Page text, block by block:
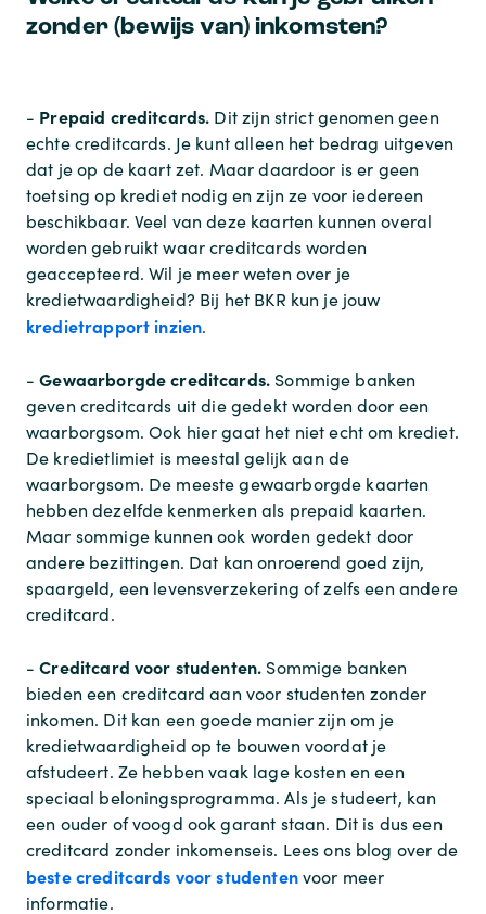
zonder (bewijs van) inkomsten?
- Prepaid creditcards. Dit zijn strict genomen geen
echte creditcards. Je kunt alleen het bedrag uitgeven
dat je op de kaart zet. Maar daardoor is er geen
toetsing op krediet nodig en zijn ze voor iedereen
beschikbaar. Veel van deze kaarten kunnen overal
worden gebruikt waar creditcards worden
geaccepteerd. Wil je meer weten over je
kredietwaardigheid? Bij het BKR kun je jouw
kredietrapport inzien.
-Gewaarborgde creditcards. Sommige banken
geven creditcards uit die gedekt worden door een
waarborgsom. Ook hier gaat het niet echt om krediet.
De kredietlimiet is meestal gelijk aan de
waarborgsom. De meeste gewaarborgde kaarten
hebben dezelfde kenmerken als prepaid kaarten.
Maar sommige kunnen ook worden gedekt door
andere bezittingen. Dat kan onroerend goed zijn,
spaargeld, een levensverzekering of zelfs een andere
creditcard.
-Creditcard voor studenten. Sommige banken
bieden een creditcard aan voor studenten zonder
inkomen. Dit kan een goede manier zijn om je
kredietwaardigheid op te bouwen voordat je
afstudeert. Ze hebben vaak lage kosten en een
speciaal beloningsprogramma. Als je studeert, kan
een ouder of voogd ook garant staan. Dit is dus een
creditcard zonder inkomenseis. Lees ons blog over de
beste creditcards voor studentenvoor meer
informatie.